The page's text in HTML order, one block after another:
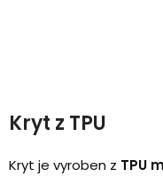
Kryt z TPU
Kryt je vyroben z TPU